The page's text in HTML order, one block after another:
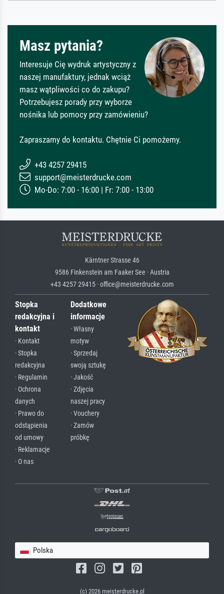
Masz pytania?
Interesuje Cię wydruk artystyczny z
naszej manufaktury, jednak wciąż
masz wątpliwości co do zakupu?
Potrzebujesz porady przy wyborze
nośnika lub pomocy przy zamówieniu?
Zapraszamy do kontaktu. Chętnie Ci pomożemy.
+43 4257 29415
support@meisterdrucke.com
Mo-Do: 7:00 - 16:00 | Fr: 7:00 - 13:00
Kärntner Strasse 46
9586 Finkenstein am Faaker See · Austria
+43 4257 29415 · office@meisterdrucke.com
Stopka
redakcyjna i
kontakt
· Kontakt
· Stopka
redakcyjna
· Regulamin
· Ochrona
danych
· Prawo do
odstąpienia
od umowy
· Reklamacje
· O nas
Dodatkowe
informacje
· Własny
motyw
· Sprzedaj
swoją sztukę
· Jakość
· Zdjęcia
naszej pracy
· Vouchery
· Zamów
próbkę
Polska
(c) 2026 meisterdrucke.pl